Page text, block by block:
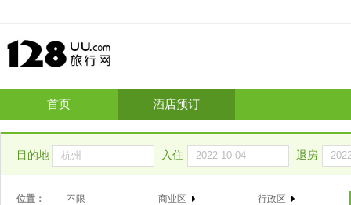
首页 酒店预订
目的地 入住 退房
位置： 不限 商业区 行政区